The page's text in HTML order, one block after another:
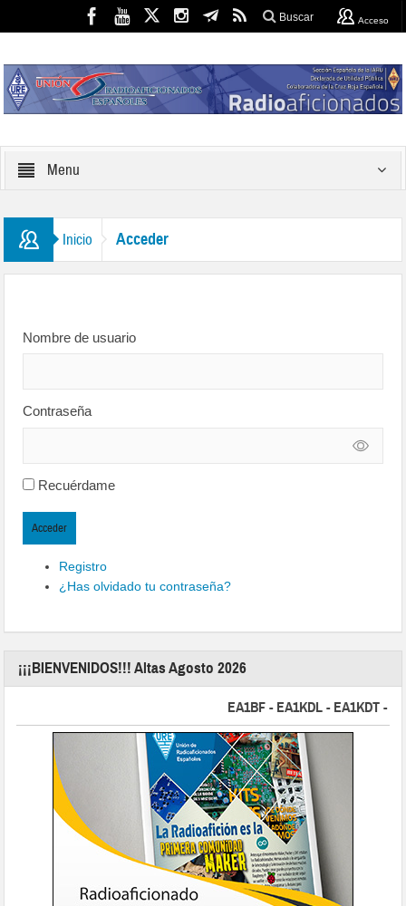
Buscar Acceso
Menu
Inicio Acceder
Nombre de usuario
Contraseña
Recuérdame
Acceder
Registro
¿Has olvidado tu contraseña?
¡¡¡BIENVENIDOS!!! Altas Agosto 2026
EA1BF - EA1KDL - EA1KDT -